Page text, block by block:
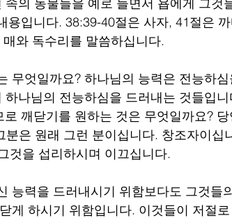
의 동물들을 예로 들면서 욥에게 그것
용입니다. 38:39-40절은 사자, 41절은
와 독수리를 말씀하십니다.
무엇일까요? 하나님의 능력은 전능하심
나님의 전능하심을 드러내는 것들입니
깨닫기를 원하는 것은 무엇일까요? 당
은 원래 그런 분이십니다. 창조자이십
것을 섭리하시며 이끄십니다.
능력을 드러내시기 위함보다도 그것들
게 하시기 위함입니다. 이것들이 저절